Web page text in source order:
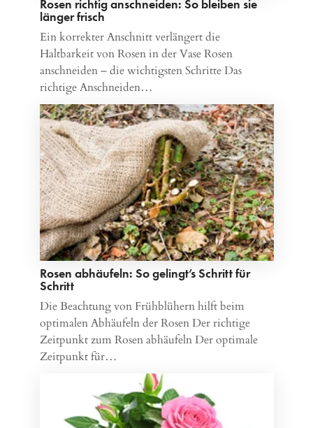
Rosen richtig anschneiden: So bleiben sie
länger frisch
Ein korrekter Anschnitt verlängert die
Haltbarkeit von Rosen in der Vase Rosen
anschneiden – die wichtigsten Schritte Das
richtige Anschneiden…
Rosen abhäufeln: So gelingt’s Schritt für
Schritt
Die Beachtung von Frühblühern hilft beim
optimalen Abhäufeln der Rosen Der richtige
Zeitpunkt zum Rosen abhäufeln Der optimale
Zeitpunkt für…